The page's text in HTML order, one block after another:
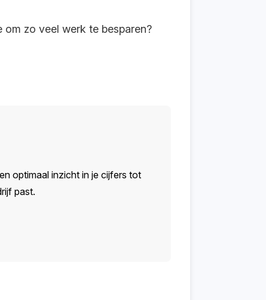
zo veel werk te besparen?
optimaal inzicht in je cijfers tot
past.